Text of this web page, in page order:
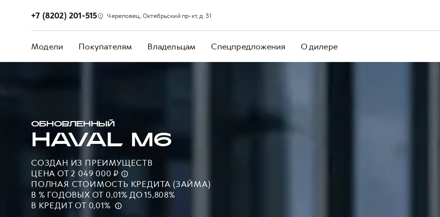
+7 (8202) 201-515 Череповец, Октябрьский пр-кт, д. 31
Модели Покупателям Владельцам Спецпредложения О дилере
ОБНОВЛЕННЫЙ
HAVAL M6
СОЗДАН ИЗ ПРЕИМУЩЕСТВ
ЦЕНА ОТ 2 049 000 ₽
ПОЛНАЯ СТОИМОСТЬ КРЕДИТА (ЗАЙМА)
В % ГОДОВЫХ ОТ 0,01% ДО 15,808%
В КРЕДИТ ОТ 0,01%